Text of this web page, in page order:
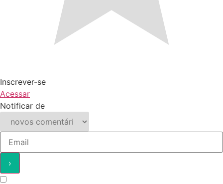
Inscrever-se
Acessar
Notificar de